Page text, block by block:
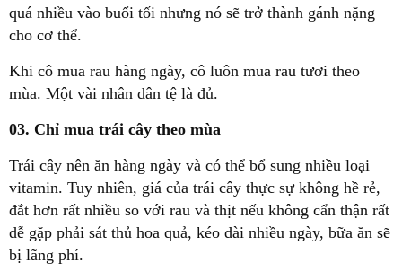
quá nhiều vào buổi tối nhưng nó sẽ trở thành gánh nặng
cho cơ thể.
Khi cô mua rau hàng ngày, cô luôn mua rau tươi theo
mùa. Một vài nhân dân tệ là đủ.
03. Chỉ mua trái cây theo mùa
Trái cây nên ăn hàng ngày và có thể bổ sung nhiều loại
vitamin. Tuy nhiên, giá của trái cây thực sự không hề rẻ,
đắt hơn rất nhiều so với rau và thịt nếu không cẩn thận rất
dễ gặp phải sát thủ hoa quả, kéo dài nhiều ngày, bữa ăn sẽ
bị lãng phí.